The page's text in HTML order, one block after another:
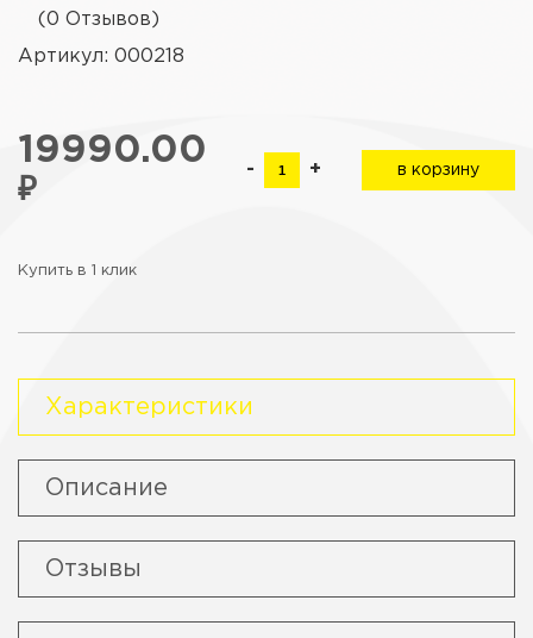
(0 Отзывов)
Артикул: 000218
19990.00
₽
- + в корзину
Купить в 1 клик
Характеристики
Описание
Отзывы